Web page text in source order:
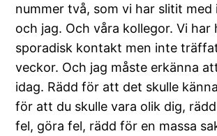
nummer två, som vi har slitit med
och jag. Och våra kollegor. Vi har
sporadisk kontakt men inte
veckor. Och jag måste erkänna
idag. Rädd för att det skulle
för att du skulle vara olik dig,
fel, göra fel, rädd för en massa